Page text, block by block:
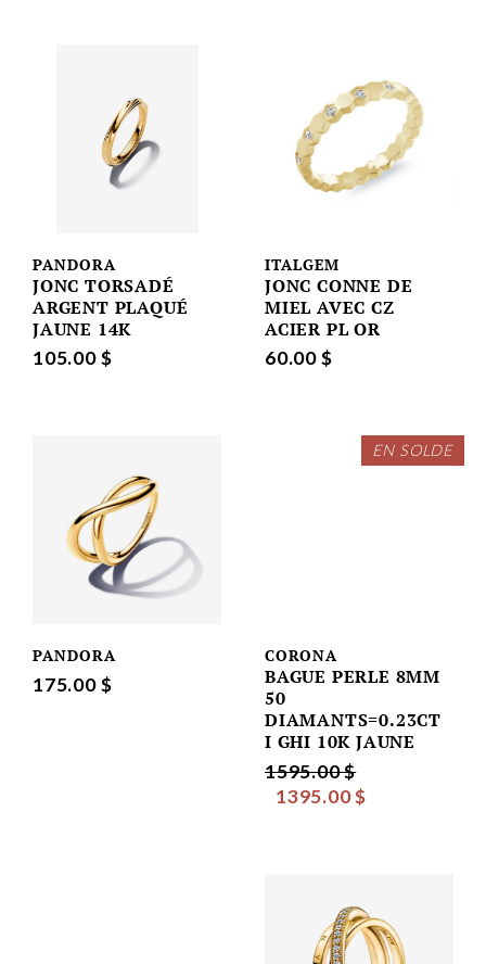
PANDORA
JONC TORSADÉ
ARGENT PLAQUÉ
JAUNE 14K
105.00 $
ITALGEM
JONC CONNE DE
MIEL AVEC CZ
ACIER PL OR
60.00 $
PANDORA
175.00 $
EN SOLDE
CORONA
BAGUE PERLE 8MM
50
DIAMANTS=0.23CT
I GHI 10K JAUNE
1595.00 $
1395.00 $